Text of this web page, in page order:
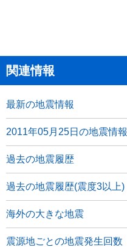
関連情報
最新の地震情報
2011年05月25日の地震情報
過去の地震履歴
過去の地震履歴(震度3以上)
海外の大きな地震
震源地ごとの地震発生回数